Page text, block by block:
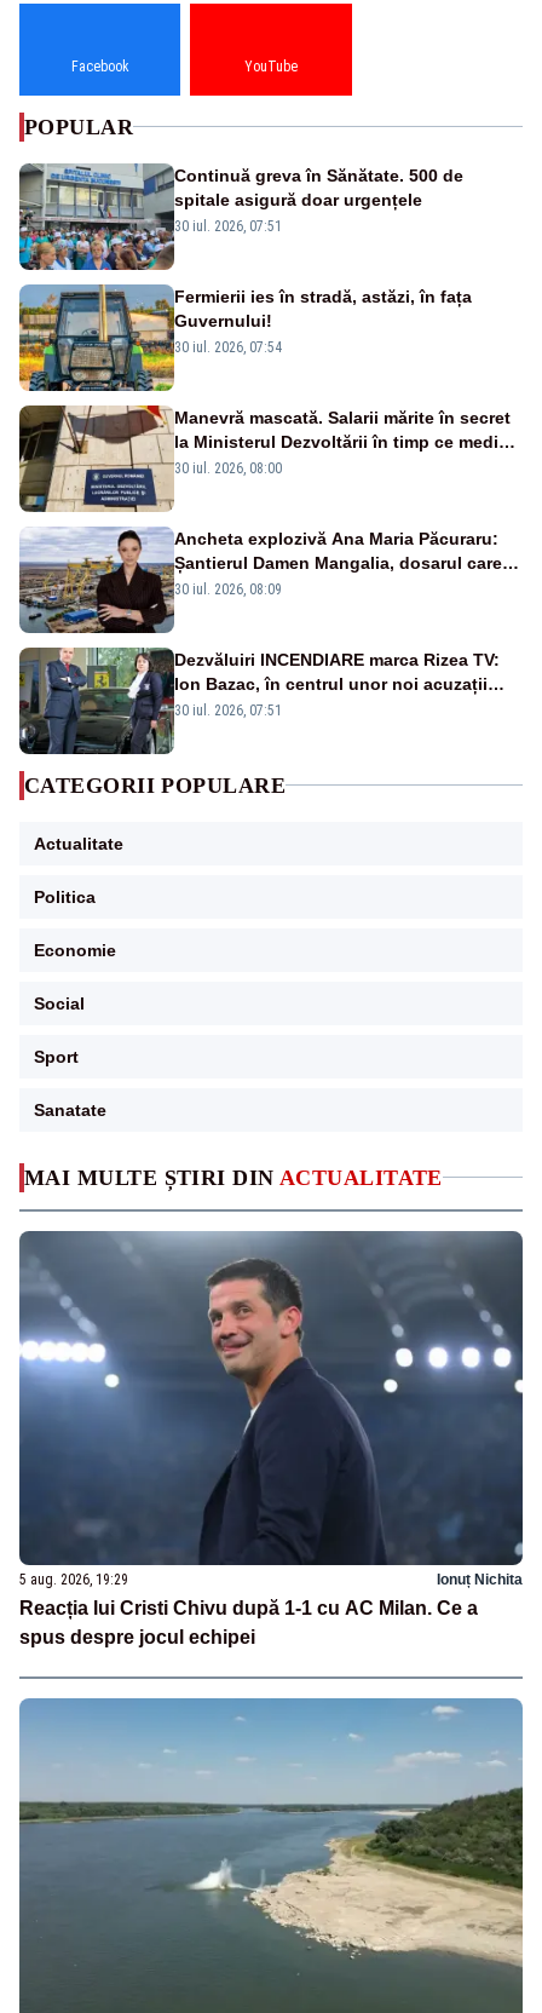
MAI MULTE ȘTIRI DIN ACTUALITATE
5 aug. 2026, 19:29 Ionuț Nichita
Reacția lui Cristi Chivu după 1-1 cu AC Milan. Ce a
spus despre jocul echipei
Facebook YouTube
POPULAR
Continuă greva în Sănătate. 500 de
spitale asigură doar urgențele
30 iul. 2026, 07:51
Fermierii ies în stradă, astăzi, în fața
Guvernului!
30 iul. 2026, 07:54
Manevră mascată. Salarii mărite în secret
la Ministerul Dezvoltării în timp ce medicii
ies în stradă
30 iul. 2026, 08:00
Ancheta explozivă Ana Maria Păcuraru:
Șantierul Damen Mangalia, dosarul care
scufundă apărarea României
30 iul. 2026, 08:09
Dezvăluiri INCENDIARE marca Rizea TV:
Ion Bazac, în centrul unor noi acuzații
publice
30 iul. 2026, 07:51
CATEGORII POPULARE
Actualitate
Politica
Economie
Social
Sport
Sanatate